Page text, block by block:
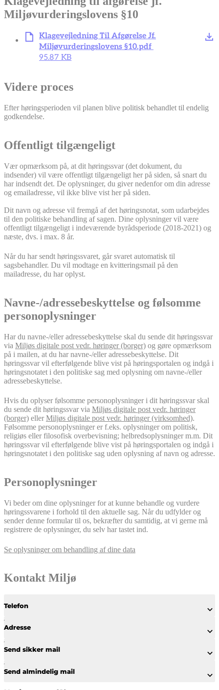
Miljøvurderingslovens §10
Klagevejledning Til Afgørelse Jf.
Miljøvurderingslovens §10.pdf
95.87 KB
Videre proces
Efter høringsperioden vil planen blive politisk behandlet til endelig
godkendelse.
Offentligt tilgængeligt
Vær opmærksom på, at dit høringssvar (det dokument, du
indsender) vil være offentligt tilgængeligt her på siden, så snart du
har indsendt det. De oplysninger, du giver nedenfor om din adresse
og emailadresse, vil ikke blive vist her på siden.
Dit navn og adresse vil fremgå af det høringsnotat, som udarbejdes
til den politiske behandling af sagen. Dine oplysninger vil være
offentligt tilgængeligt i indeværende byrådsperiode (2018-2021) og
næste, dvs. i max. 8 år.
Når du har sendt høringssvaret, går svaret automatisk til
sagsbehandler. Du vil modtage en kvitteringsmail på den
mailadresse, du har oplyst.
Navne-/adressebeskyttelse og følsomme
personoplysninger
Har du navne-/eller adressebeskyttelse skal du sende dit høringssvar
via Miljøs digitale post vedr. høringer (borger) og gøre opmærksom
på i mailen, at du har navne-/eller adressebeskyttelse. Dit
høringssvar vil efterfølgende blive vist på høringsportalen og indgå i
høringsnotatet i den politiske sag med oplysning om navne-/eller
adressebeskyttelse.
Hvis du oplyser følsomme personoplysninger i dit høringssvar skal
du sende dit høringssvar via Miljøs digitale post vedr. høringer
(borger) ellerMiljøs digitale post vedr. høringer (virksomhed).
Følsomme personoplysninger er f.eks. oplysninger om politisk,
religiøs eller filosofisk overbevisning; helbredsoplysninger m.m. Dit
høringssvar vil efterfølgende blive vist på høringsportalen og indgå i
høringsnotatet i den politiske sag uden oplysning af navn og adresse.
Personoplysninger
Vi beder om dine oplysninger for at kunne behandle og vurdere
høringssvarene i forhold til den aktuelle sag. Når du udfylder og
sender denne formular til os, bekræfter du samtidig, at vi gerne må
registrere de oplysninger, du selv har tastet ind.
Se oplysninger om behandling af dine data
Kontakt Miljø
Telefon
Adresse
Send sikker mail
Send almindelig mail